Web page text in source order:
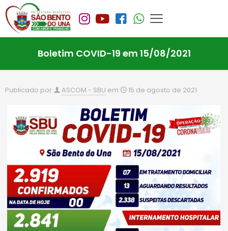
Boletim COVID-19 em 15/08/2021
Publicado por ASCOM - SBU em 15 de agosto de 2021